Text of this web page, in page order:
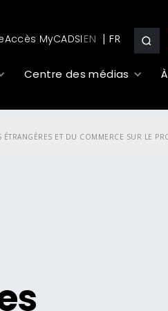
Accès MyCADSI EN
Centre des médias
ET DU COMMERCE SUR LE